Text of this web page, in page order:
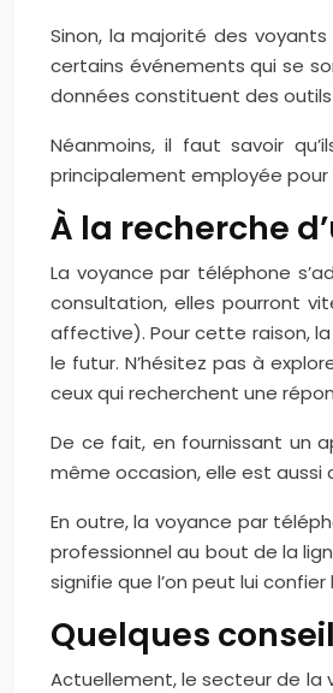
Sinon, la majorité des
certains événements qui se
données constituent des outils
Néanmoins, il faut savoir
principalement employée pour
À la recherche
La voyance par téléphone
consultation, elles pourront
affective). Pour cette raison,
le futur. N’hésitez pas à
ceux qui recherchent une
De ce fait, en fournissant un
même occasion, elle est aussi
En outre, la voyance par
professionnel au bout de la
signifie que l’on peut lui
Quelques
Actuellement, le secteur de la